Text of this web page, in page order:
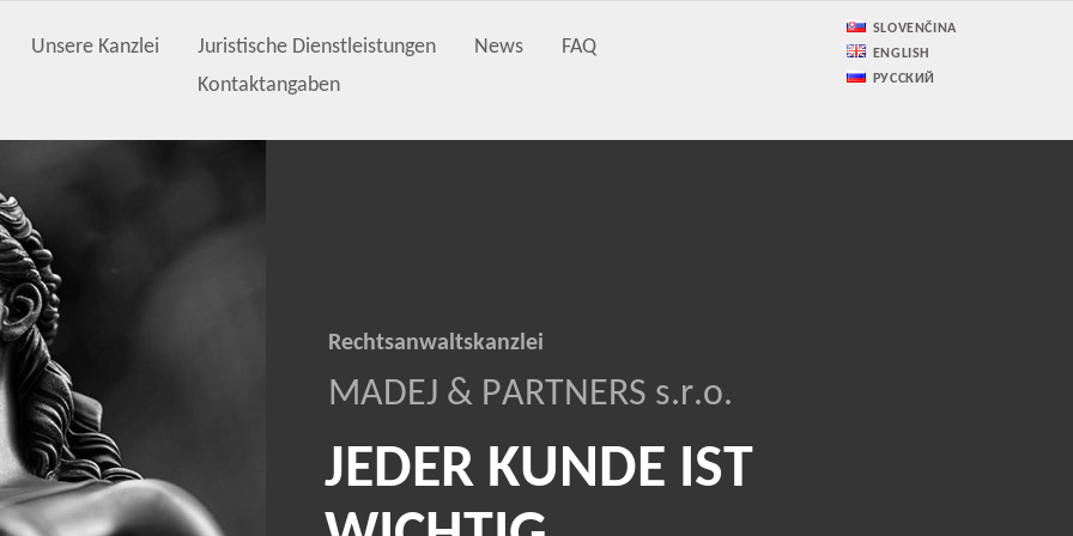
Unsere Kanzlei Juristische Dienstleistungen News
FAQ
Kontaktangaben
SLOVENČINA
ENGLISH
РУССКИЙ
JEDER KUNDE IST
Rechtsanwaltskanzlei
MADEJ & PARTNERS s.r.o.